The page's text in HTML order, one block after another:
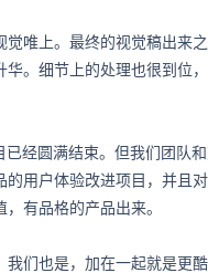
唯上。最终的视觉稿出来
。细节上的处理也很到位
经圆满结束。但我们团队
用户体验改进项目，并且
有品格的产品出来。
们也是，加在一起就是更